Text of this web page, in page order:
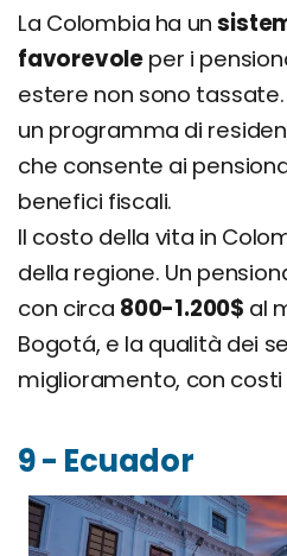
La Colombia ha un
favorevole per i
estere non sono
un programma di
che consente ai
benefici fiscali.
Il costo della vita in
della regione. Un
con circa 800-1.200$ al
Bogotá, e la qualità dei
miglioramento, con
9 - Ecuador